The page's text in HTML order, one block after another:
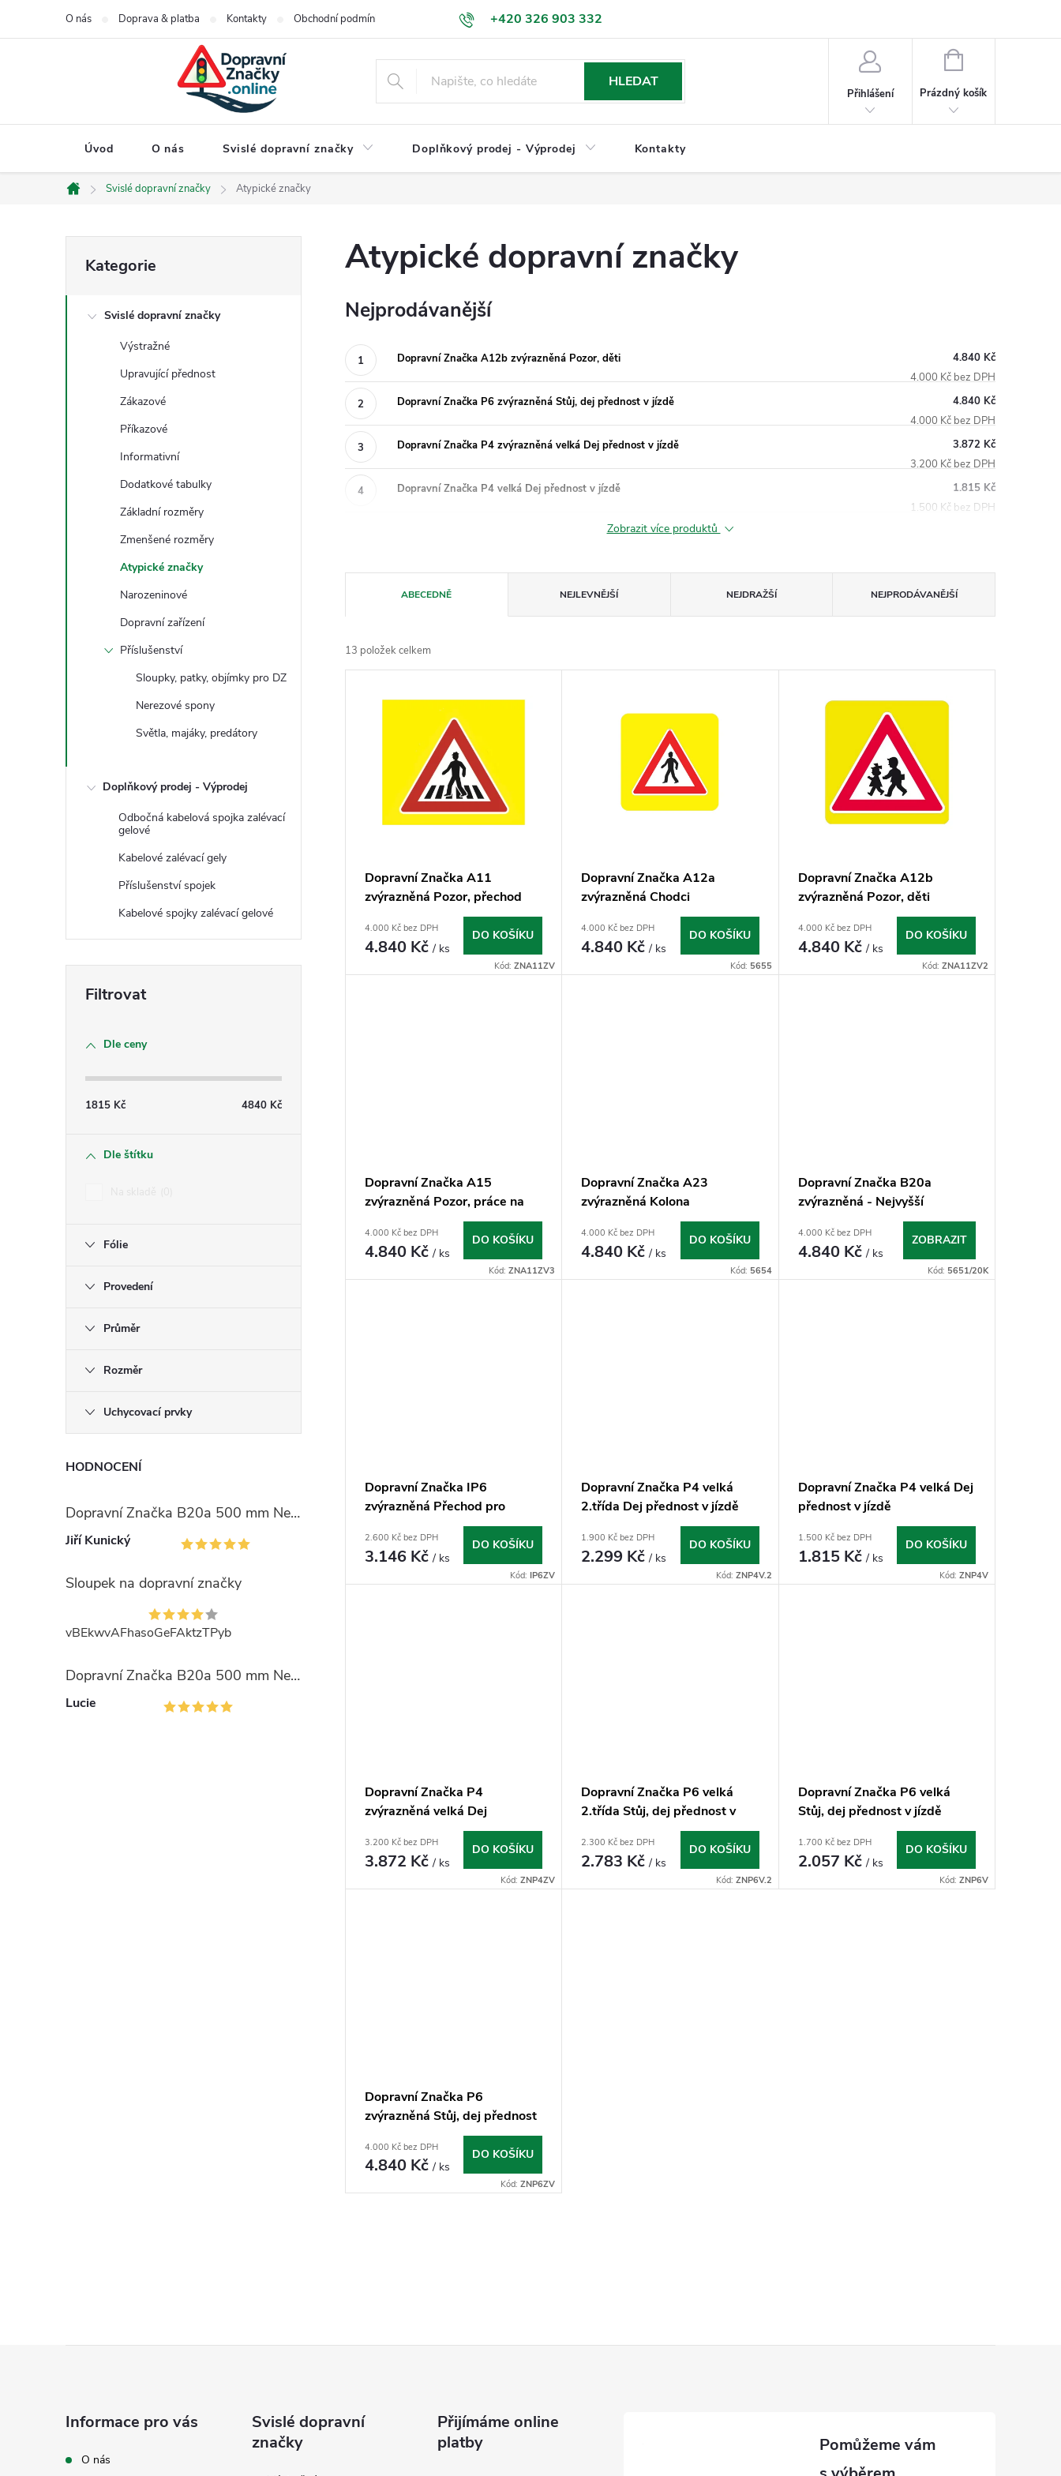
+420 326 903 332
O nás Doprava & platba Kontakty Obchodní podmínky Podmínky ochrany osobních údajů Jak nakupovat
HLEDAT
Přihlášení
NÁKUPNÍ
Prázdný košík
Úvod O nás Svislé dopravní značky Doplňkový prodej - Výprodej Kontakty
Domů
Svislé dopravní značky Atypické značky
o
l
kategorie
Kategorie
Svislé dopravní značky
Výstražné
Upravující přednost
Zákazové
Příkazové
Informativní
Dodatkové tabulky
Základní rozměry
Zmenšené rozměry
Atypické značky
Narozeninové
Dopravní zařízení
Příslušenství
Sloupky, patky, objímky pro DZ
Nerezové spony
Světla, majáky, predátory
Doplňkový prodej - Výprodej
Odbočná kabelová spojka zalévací
gelové
Kabelové zalévací gely
Příslušenství spojek
Kabelové spojky zalévací gelové
Dle ceny
1815 Kč 4840 Kč
Dle štítku
Fólie
Provedení
Průměr
Rozměr
Uchycovací prvky
HODNOCENÍ
Dopravní Značka B20a 500 mm Nejvyšší dovolená rychlost
Jiří Kunický
Sloupek na dopravní značky
vBEkwvAFhasoGeFAktzTPyb
Dopravní Značka B20a 500 mm Nejvyšší dovolená rychlost
Lucie
Atypické dopravní značky
Nejprodávanější
Dopravní Značka A12b zvýrazněná Pozor, děti
4.840 Kč
4.000 Kč bez DPH
Dopravní Značka P6 zvýrazněná Stůj, dej přednost v jízdě
4.840 Kč
4.000 Kč bez DPH
Dopravní Značka P4 zvýrazněná velká Dej přednost v jízdě
3.872 Kč
3.200 Kč bez DPH
Dopravní Značka P4 velká Dej přednost v jízdě
1.815 Kč
1.500 Kč bez DPH
Zobrazit více produktů
a
z
u
ABECEDNĚ NEJLEVNĚJŠÍ NEJDRAŽŠÍ NEJPRODÁVANĚJŠÍ
13 položek celkem
o
Dopravní Značka A11
zvýrazněná Pozor, přechod
4.000 Kč bez DPH
4.840 Kč/ ks
DO KOŠÍKU
Kód:ZNA11ZV
Dopravní Značka A12a
zvýrazněná Chodci
4.000 Kč bez DPH
4.840 Kč/ ks
DO KOŠÍKU
Kód: 5655
Dopravní Značka A12b
zvýrazněná Pozor, děti
4.000 Kč bez DPH
4.840 Kč/ ks
DO KOŠÍKU
Kód: ZNA11ZV2
Dopravní Značka A15
zvýrazněná Pozor, práce na
4.000 Kč bez DPH
4.840 Kč/ ks
DO KOŠÍKU
Kód:ZNA11ZV3
Dopravní Značka A23
zvýrazněná Kolona
4.000 Kč bez DPH
4.840 Kč/ ks
DO KOŠÍKU
Kód: 5654
Dopravní Značka B20a
zvýrazněná - Nejvyšší
4.000 Kč bez DPH
4.840 Kč/ ks
ZOBRAZIT
Kód: 5651/20K
Dopravní Značka IP6
zvýrazněná Přechod pro
2.600 Kč bez DPH
3.146 Kč/ ks
DO KOŠÍKU
Kód:IP6ZV
Dopravní Značka P4 velká
2.třída Dej přednost v jízdě
1.900 Kč bez DPH
2.299 Kč/ ks
DO KOŠÍKU
Kód: ZNP4V.2
Dopravní Značka P4 velká Dej
přednost v jízdě
1.500 Kč bez DPH
1.815 Kč/ ks
DO KOŠÍKU
Kód: ZNP4V
Dopravní Značka P4
zvýrazněná velká Dej
3.200 Kč bez DPH
3.872 Kč/ ks
DO KOŠÍKU
Kód:ZNP4ZV
Dopravní Značka P6 velká
2.třída Stůj, dej přednost v
2.300 Kč bez DPH
2.783 Kč/ ks
DO KOŠÍKU
Kód: ZNP6V.2
Dopravní Značka P6 velká
Stůj, dej přednost v jízdě
1.700 Kč bez DPH
2.057 Kč/ ks
DO KOŠÍKU
Kód: ZNP6V
Dopravní Značka P6
zvýrazněná Stůj, dej přednost
4.000 Kč bez DPH
4.840 Kč/ ks
DO KOŠÍKU
Kód:ZNP6ZV
á
a
Informace pro vás
O nás
Svislé dopravní
značky
Přijímáme online
platby